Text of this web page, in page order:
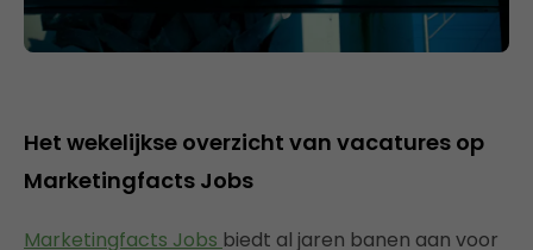
Het wekelijkse overzicht van vacatures op
Marketingfacts Jobs
Marketingfacts Jobs biedt al jaren banen aan voor